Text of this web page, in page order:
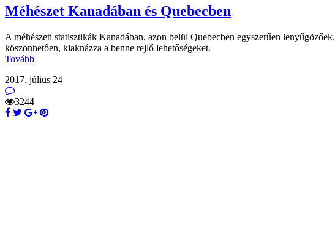
Méhészet Kanadában és Quebecben
A méhészeti statisztikák Kanadában, azon belül Quebecben egyszerűen lenyűgözőek.
köszönhetően, kiaknázza a benne rejlő lehetőségeket.
Tovább
2017. július 24
3244